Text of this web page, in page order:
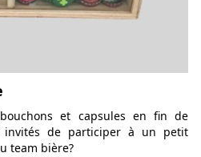
bouchons et capsules en fin de
invités de participer à un petit
team bière?